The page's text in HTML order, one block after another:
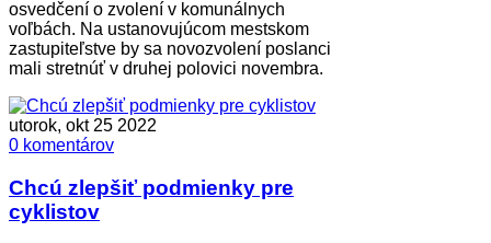
osvedčení o zvolení v komunálnych
voľbách. Na ustanovujúcom mestskom
zastupiteľstve by sa novozvolení poslanci
mali stretnúť v druhej polovici novembra.
utorok, okt 25 2022
0 komentárov
Chcú zlepšiť podmienky pre
cyklistov